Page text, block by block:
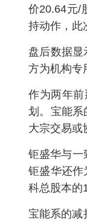
价20.64元/
持动作，此
盘后数据
方为机构专
作为两年
划。宝能系
大宗交易或
钜盛华与一
钜盛华还作
科总股本的
宝能系的减